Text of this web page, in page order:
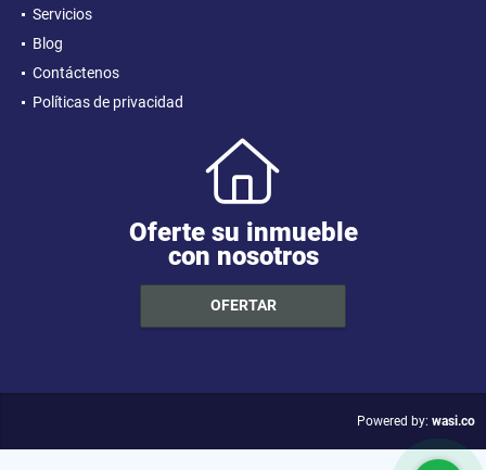
Servicios
Blog
Contáctenos
Políticas de privacidad
Oferte su inmueble
con nosotros
OFERTAR
Powered by: wasi.co